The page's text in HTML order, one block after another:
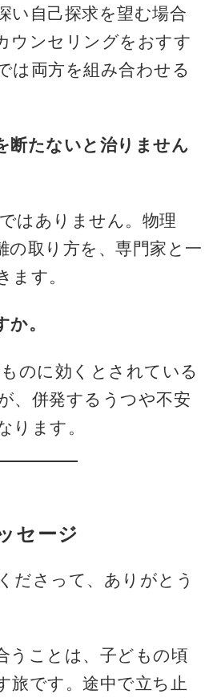
い自己探求を望む場合
ウンセリングをおすす
は両方を組み合わせる
断たないと治りません
はありません。物理
の取り方を、専門家と一
す。
。
のに効くとされている
、併発するうつや不安
ります。
セージ
ださって、ありがとう
うことは、子どもの頃
旅です。途中で立ち止